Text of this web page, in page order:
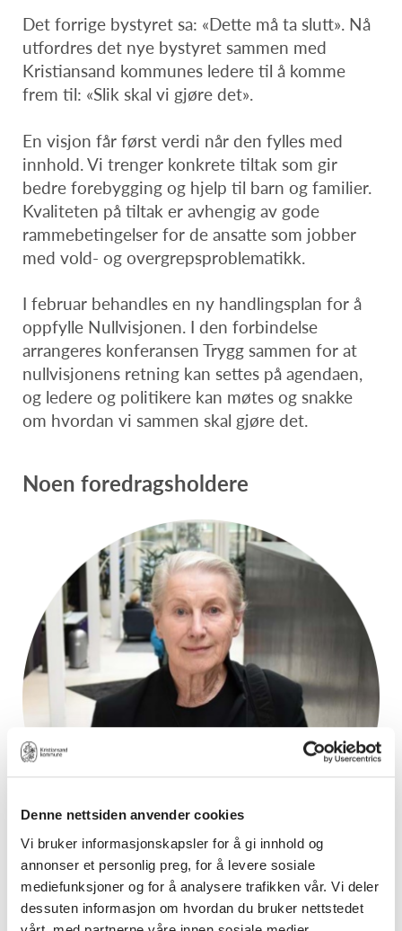
Denne nettsiden anvender cookies
Vi bruker informasjonskapsler for å gi innhold og
annonser et personlig preg, for å levere sosiale
mediefunksjoner og for å analysere trafikken vår. Vi deler
dessuten informasjon om hvordan du bruker nettstedet
Det forrige bystyret sa: «Dette må ta slutt». Nå
utfordres det nye bystyret sammen med
Kristiansand kommunes ledere til å komme
frem til: «Slik skal vi gjøre det».
En visjon får først verdi når den fylles med
innhold. Vi trenger konkrete tiltak som gir
bedre forebygging og hjelp til barn og familier.
Kvaliteten på tiltak er avhengig av gode
rammebetingelser for de ansatte som jobber
med vold- og overgrepsproblematikk.
I februar behandles en ny handlingsplan for å
oppfylle Nullvisjonen. I den forbindelse
arrangeres konferansen Trygg sammen for at
nullvisjonens retning kan settes på agendaen,
og ledere og politikere kan møtes og snakke
om hvordan vi sammen skal gjøre det.
Noen foredragsholdere
Anna Luise Kirkengen